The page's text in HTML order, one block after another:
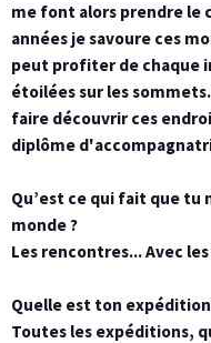
me font alors prendre le
années je savoure ces
peut profiter de chaque
étoilées sur les
faire découvrir ces
diplôme
Qu’est ce qui fait que tu
monde ?
Les rencontres... Avec
Quelle est ton
Toutes les expéditions,